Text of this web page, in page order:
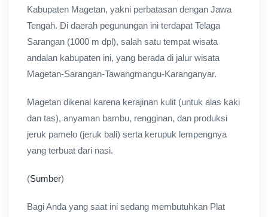
Kabupaten Magetan, yakni perbatasan dengan Jawa
Tengah. Di daerah pegunungan ini terdapat Telaga
Sarangan (1000 m dpl), salah satu tempat wisata
andalan kabupaten ini, yang berada di jalur wisata
Magetan-Sarangan-Tawangmangu-Karanganyar.
Magetan dikenal karena kerajinan kulit (untuk alas kaki
dan tas), anyaman bambu, rengginan, dan produksi
jeruk pamelo (jeruk bali) serta kerupuk lempengnya
yang terbuat dari nasi.
(Sumber)
Bagi Anda yang saat ini sedang membutuhkan Plat